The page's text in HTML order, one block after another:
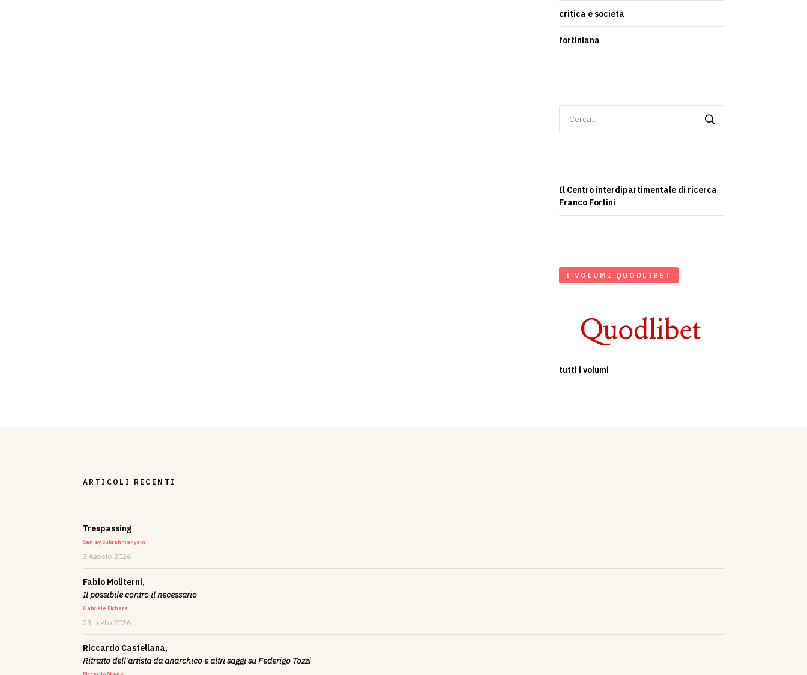
critica e società
fortiniana
per:
Il Centro interdipartimentale di ricerca
Franco Fortini
I VOLUMI QUODLIBET
tutti i volumi
ARTICOLI RECENTI
Trespassing
Sanjay Subrahmanyam
3 Agosto 2026
Fabio Moliterni,
Il possibile contro il necessario
Gabriele Fichera
23 Luglio 2026
Riccardo Castellana,
Ritratto dell’artista da anarchico e altri saggi su Federigo Tozzi